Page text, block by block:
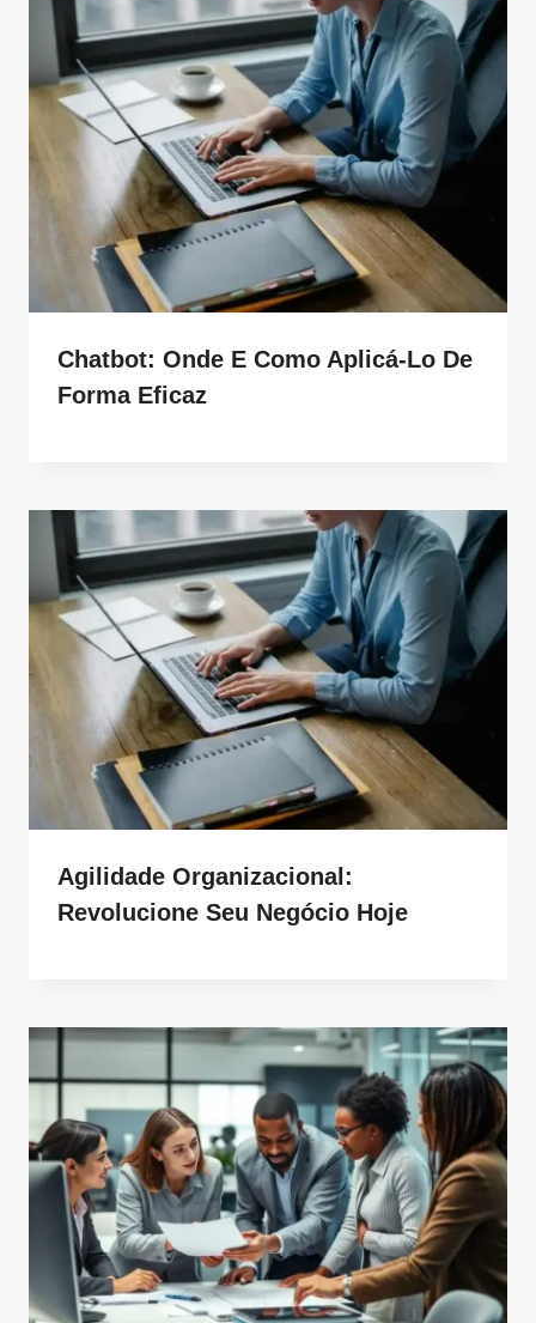
Chatbot: Onde E Como Aplicá-Lo De
Forma Eficaz
Agilidade Organizacional:
Revolucione Seu Negócio Hoje